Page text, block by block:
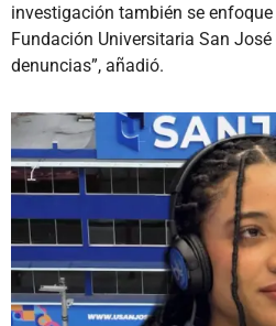
investigación también se enfoque
Fundación Universitaria San
denuncias”, añadió.